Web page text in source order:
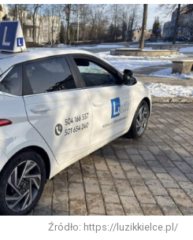
Źródło: https://luzikkielce.pl/